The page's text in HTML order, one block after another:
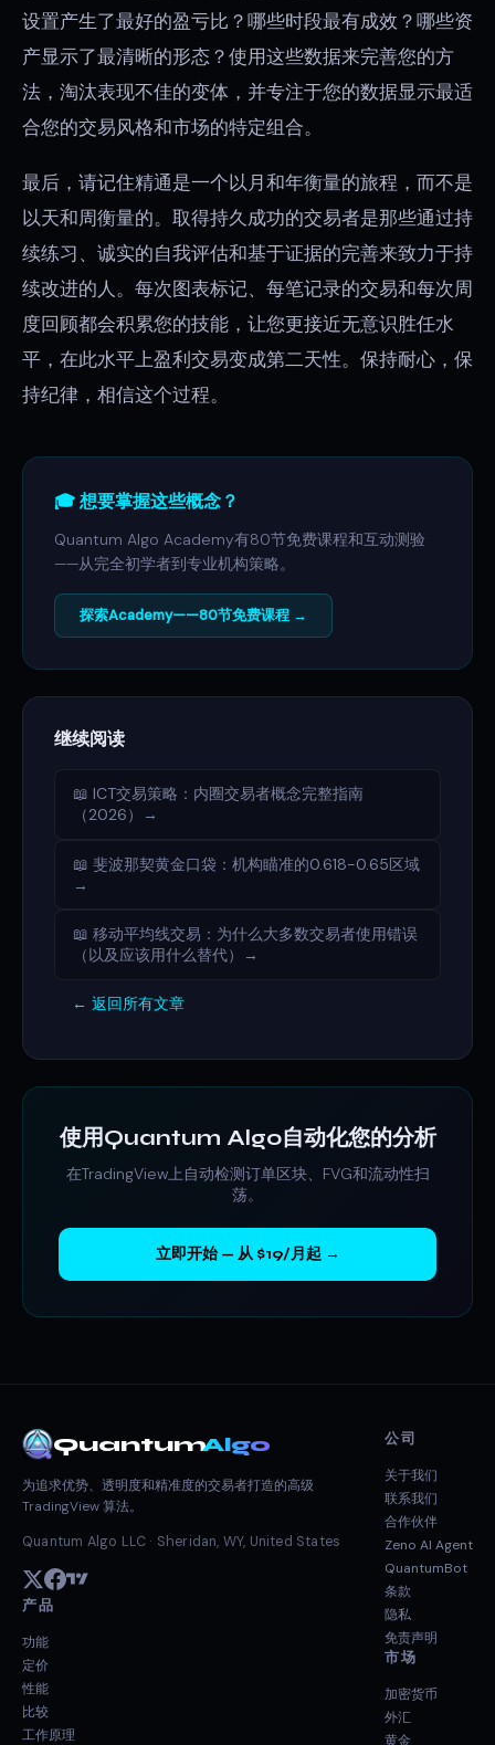
设置产生了最好的盈亏比？哪些时段最有成效？哪些资
产显示了最清晰的形态？使用这些数据来完善您的方
法，淘汰表现不佳的变体，并专注于您的数据显示最适
合您的交易风格和市场的特定组合。
最后，请记住精通是一个以月和年衡量的旅程，而不是
以天和周衡量的。取得持久成功的交易者是那些通过持
续练习、诚实的自我评估和基于证据的完善来致力于持
续改进的人。每次图表标记、每笔记录的交易和每次周
度回顾都会积累您的技能，让您更接近无意识胜任水
平，在此水平上盈利交易变成第二天性。保持耐心，保
持纪律，相信这个过程。
🎓 想要掌握这些概念？
Quantum Algo Academy有80节免费课程和互动测验
——从完全初学者到专业机构策略。
探索Academy——80节免费课程 →
继续阅读
📖 ICT交易策略：内圈交易者概念完整指南
（2026）→
📖 斐波那契黄金口袋：机构瞄准的0.618-0.65区域
→
📖 移动平均线交易：为什么大多数交易者使用错误
（以及应该用什么替代）→
← 返回所有文章
使用Quantum Algo自动化您的分析
在TradingView上自动检测订单区块、FVG和流动性扫
荡。
立即开始 — 从 $19/月起 →
QuantumAlgo
为追求优势、透明度和精准度的交易者打造的高级
TradingView 算法。
Quantum Algo LLC · Sheridan, WY, United States
产品
功能
定价
性能
比较
工作原理
公司
关于我们
联系我们
合作伙伴
Zeno AI Agent
QuantumBot
条款
隐私
免责声明
市场
加密货币
外汇
黄金